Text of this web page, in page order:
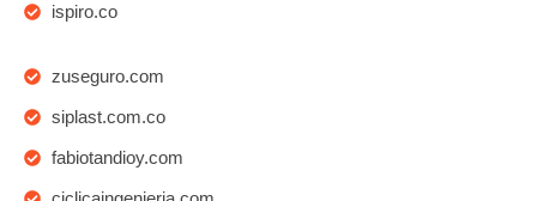
ispiro.co
zuseguro.com
siplast.com.co
fabiotandioy.com